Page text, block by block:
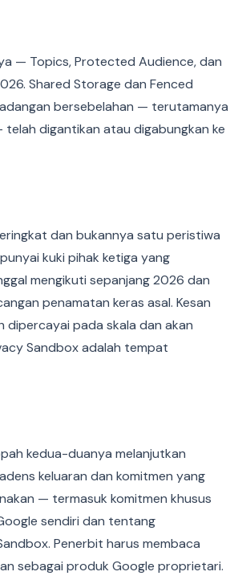
— Topics, Protected Audience, dan
Shared Storage dan Fenced
bersebelahan — terutamanya
telah digantikan atau digabungkan ke
dan bukannya satu peristiwa
kuki pihak ketiga yang
mengikuti sepanjang 2026 dan
penamatan keras asal. Kesan
pada skala dan akan
Sandbox adalah tempat
kedua-duanya melanjutkan
keluaran dan komitmen yang
— termasuk komitmen khusus
sendiri dan tentang
Penerbit harus membaca
sebagai produk Google proprietari.